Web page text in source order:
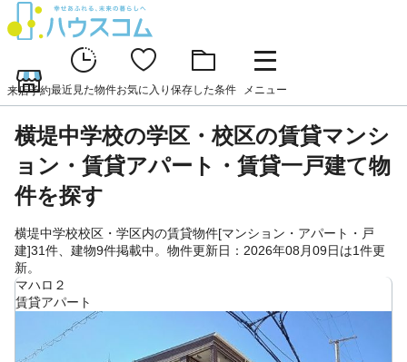
来店予約最近見た物件お気に入り 保存した条件 メニュー
横堤中学校の学区・校区の賃貸マンシ
ョン・賃貸アパート・賃貸一戸建て物
件を探す
横堤中学校校区・学区内の賃貸物件[マンション・アパート・戸
建]31件、建物9件掲載中。物件更新日：2026年08月09日は1件更
新。
マハロ２
賃貸アパート